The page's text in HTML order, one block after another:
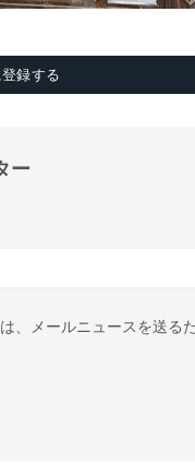
録する
ー
、メールニュースを送る